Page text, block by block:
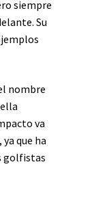
siempre
Su
nombre
va
que ha
golfistas